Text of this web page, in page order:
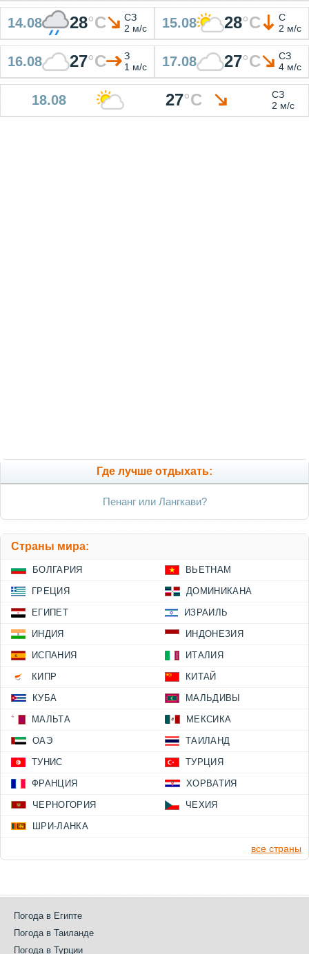
14.08 28°C
СЗ
2 м/с
15.08 28°C
С
2 м/с
16.08 27°C
З
1 м/с
17.08 27°C
СЗ
4 м/с
18.08 27°C
СЗ
2 м/с
Где лучше отдыхать:
Пенанг или Лангкави?
Страны мира:
БОЛГАРИЯ ВЬЕТНАМ
ГРЕЦИЯ ДОМИНИКАНА
ЕГИПЕТ ИЗРАИЛЬ
ИНДИЯ ИНДОНЕЗИЯ
ИСПАНИЯ ИТАЛИЯ
КИПР КИТАЙ
КУБА МАЛЬДИВЫ
МАЛЬТА МЕКСИКА
ОАЭ ТАИЛАНД
ТУНИС ТУРЦИЯ
ФРАНЦИЯ ХОРВАТИЯ
ЧЕРНОГОРИЯ ЧЕХИЯ
ШРИ-ЛАНКА
все страны
Погода в Египте
Погода в Таиланде
Погода в Турции